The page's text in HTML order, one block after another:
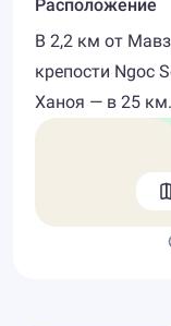
Расположение
В 2,2 км от
крепости Ngoc
Ханоя — в 25 км.